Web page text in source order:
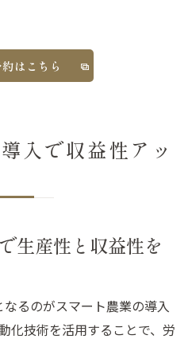
拓く経営の新戦略
ンを活かした経営戦略の
ン事例に学ぶ経営最適化
拓く収益力強化の新戦略
らす農業イノベーション
ンと経営効率化のベスト
はこちら
入で収益性アッ
生産性と収益性を
るのがスマート農業の導入
化技術を活用することで、労